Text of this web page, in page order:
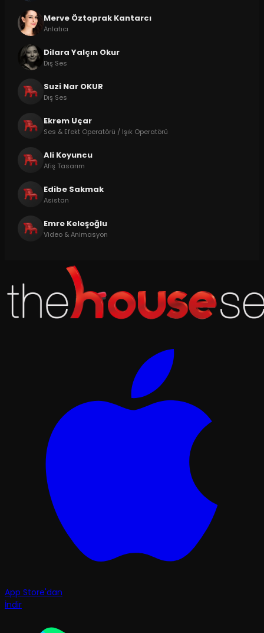
Merve Öztoprak Kantarcı
Anlatıcı
Dilara Yalçın Okur
Dış Ses
Suzi Nar OKUR
Dış Ses
Ekrem Uçar
Ses & Efekt Operatörü / Işık Operatörü
Ali Koyuncu
Afiş Tasarım
Edibe Sakmak
Asistan
Emre Keleşoğlu
Video & Animasyon
App Store'dan
İndir